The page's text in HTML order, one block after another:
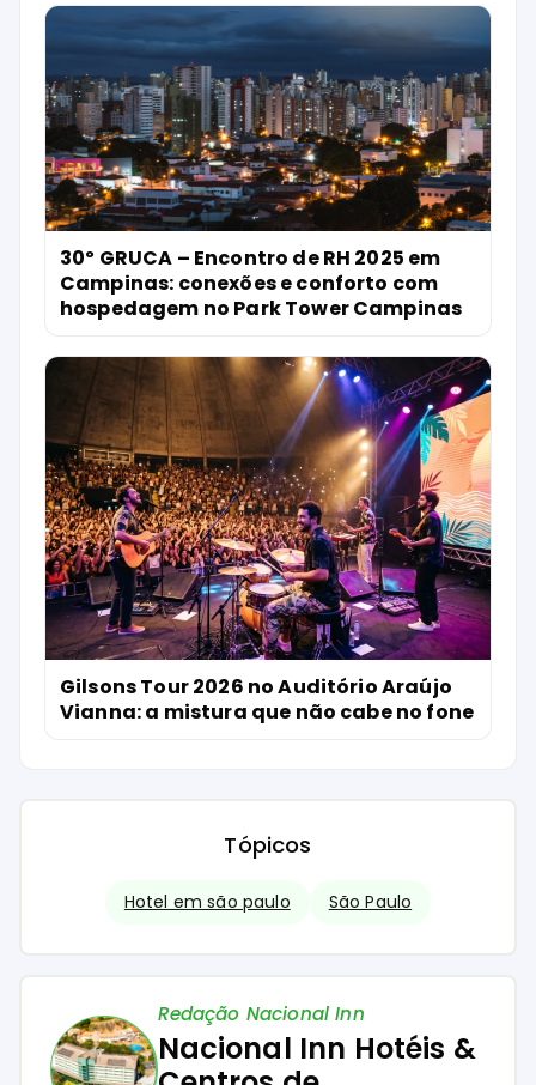
30º GRUCA – Encontro de RH 2025 em
Campinas: conexões e conforto com
hospedagem no Park Tower Campinas
Gilsons Tour 2026 no Auditório Araújo
Vianna: a mistura que não cabe no fone
Tópicos
Hotel em são paulo São Paulo
Redação Nacional Inn
Nacional Inn Hotéis &